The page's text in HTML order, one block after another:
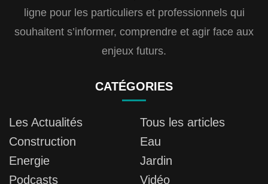
ligne pour les particuliers et professionnels qui
souhaitent s’informer, comprendre et agir face aux
enjeux futurs.
CATÉGORIES
Les Actualités
Tous les articles
Construction
Eau
Energie
Jardin
Podcasts
Vidéo